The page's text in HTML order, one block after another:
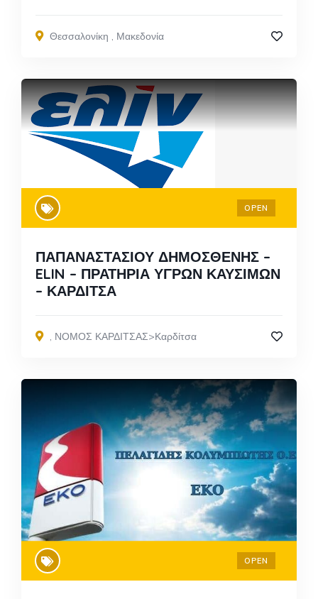
Θεσσαλονίκη , Μακεδονία
OPEN
ΠΑΠΑΝΑΣΤΑΣΙΟΥ ΔΗΜΟΣΘΕΝΗΣ –
ELIN – ΠΡΑΤΗΡΙΑ ΥΓΡΩΝ ΚΑΥΣΙΜΩΝ
– ΚΑΡΔΙΤΣΑ
, ΝΟΜΟΣ ΚΑΡΔΙΤΣΑΣ>Καρδίτσα
OPEN